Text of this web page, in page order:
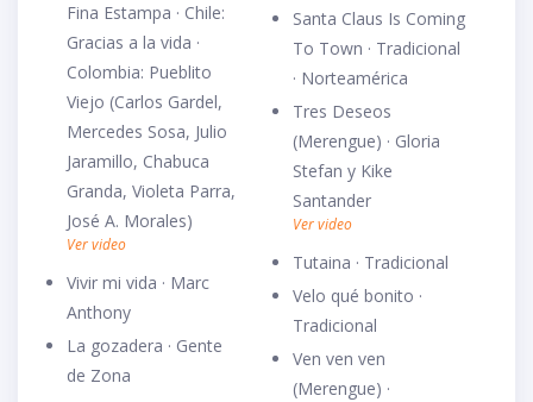
Fina Estampa · Chile:
Gracias a la vida ·
Colombia: Pueblito
Viejo (Carlos Gardel,
Mercedes Sosa, Julio
Jaramillo, Chabuca
Granda, Violeta Parra,
José A. Morales)
Ver video
Vivir mi vida · Marc
Anthony
La gozadera · Gente
de Zona
Santa Claus Is Coming
To Town · Tradicional
· Norteamérica
Tres Deseos
(Merengue) · Gloria
Stefan y Kike
Santander
Ver video
Tutaina · Tradicional
Velo qué bonito ·
Tradicional
Ven ven ven
(Merengue) ·